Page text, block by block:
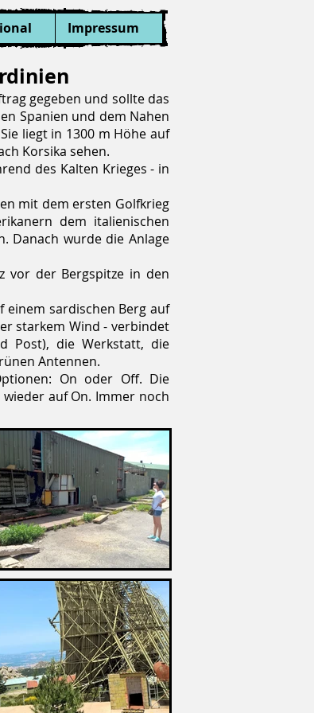
Impressum
gegeben und sollte das
Spanien und dem Nahen
liegt in 1300 m Höhe auf
Korsika sehen.
des Kalten Krieges - in
mit dem ersten Golfkrieg
dem italienischen
Danach wurde die Anlage
vor der Bergspitze in den
einem sardischen Berg auf
starkem Wind - verbindet
Post), die Werkstatt, die
Antennen.
On oder Off. Die
auf On. Immer noch